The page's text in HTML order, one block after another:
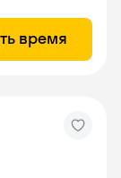
время